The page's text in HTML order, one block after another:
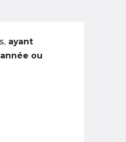
ayant
ou